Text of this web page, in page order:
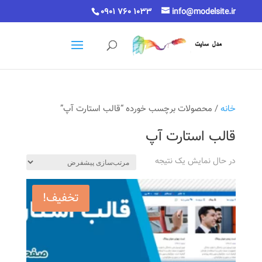
0901 760 1033 info@modelsite.ir
خانه/ محصولات برچسب خورده “قالب استارت آپ”
قالب استارت آپ
در حال نمایش یک نتیجه
تخفیف!